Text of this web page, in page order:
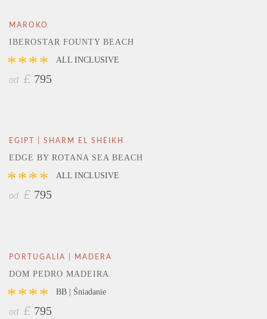
MAROKO
IBEROSTAR FOUNTY BEACH
**** ALL INCLUSIVE
od £ 795
EGIPT | SHARM EL SHEIKH
EDGE BY ROTANA SEA BEACH
**** ALL INCLUSIVE
od £ 795
PORTUGALIA | MADERA
DOM PEDRO MADEIRA
**** BB | Śniadanie
od £ 795